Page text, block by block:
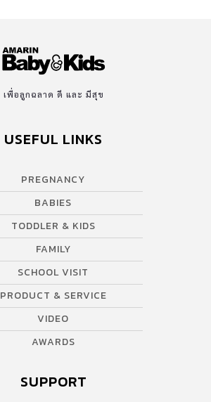
เพื่อลูกฉลาด ดี และ มีสุข
USEFUL LINKS
PREGNANCY
BABIES
TODDLER & KIDS
FAMILY
SCHOOL VISIT
PRODUCT & SERVICE
VIDEO
AWARDS
SUPPORT